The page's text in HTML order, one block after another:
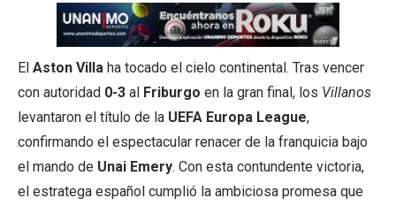
El Aston Villa ha tocado el cielo continental. Tras vencer
con autoridad 0-3 al Friburgo en la gran final, los Villanos
levantaron el título de la UEFA Europa League,
confirmando el espectacular renacer de la franquicia bajo
el mando de Unai Emery. Con esta contundente victoria,
el estratega español cumplió la ambiciosa promesa que